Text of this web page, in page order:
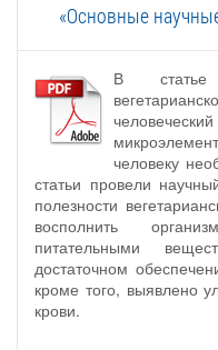
«Основные
В статье
человеку
статьи провели
полезности
восполнить
питательными
достаточном
кроме того, выявлено
крови.